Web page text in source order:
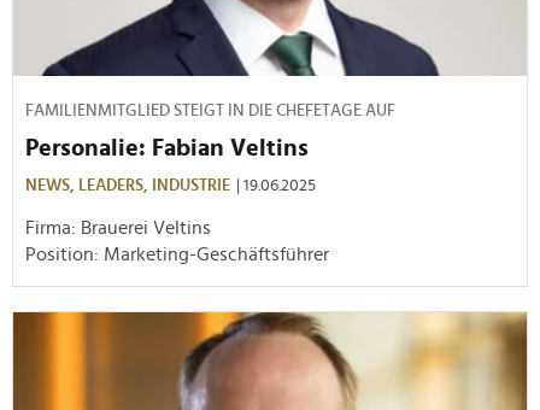
FAMILIENMITGLIED STEIGT IN DIE CHEFETAGE AUF
Personalie: Fabian Veltins
NEWS, LEADERS, INDUSTRIE | 19.06.2025
Firma: Brauerei Veltins
Position: Marketing-Geschäftsführer